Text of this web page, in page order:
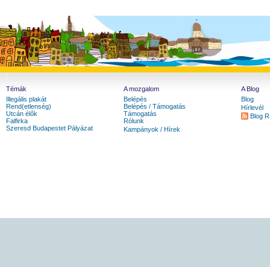
Témák
Illegális plakát
Rend(etlenség)
Utcán élők
Falfirka
Szeresd Budapestet Pályázat
A mozgalom
Belépés
Belépés / Támogatás
Támogatás
Rólunk
Kampányok / Hírek
A Blog
Blog
Hírlevél
Blog